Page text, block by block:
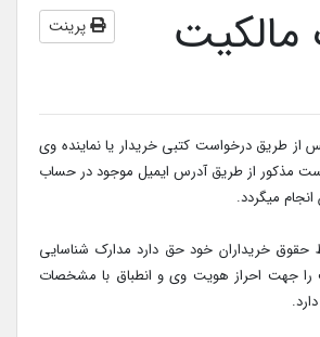
مالکیت پرینت
از طریق درخواست کتبی خریدار یا نماینده وی
مذکور از طریق آدرس ایمیل موجود در حساب
انجام میگردد.
خریداران خود حق دارد مدارک شناسایی
را جهت احراز هویت وی و انطباق با مشخصات